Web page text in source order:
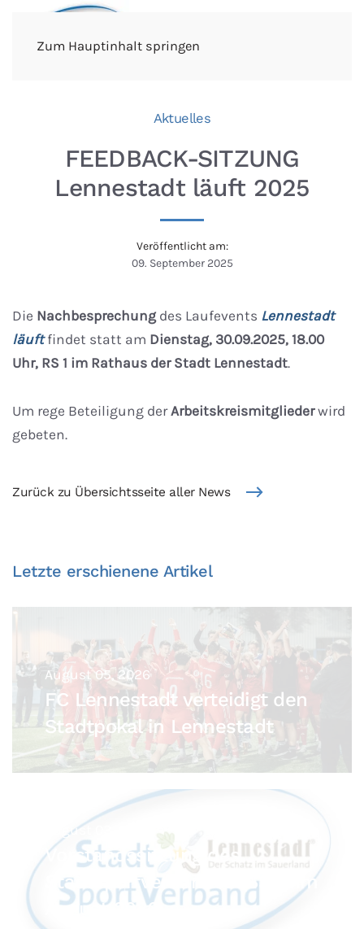
Zum Hauptinhalt springen
Aktuelles
FEEDBACK-SITZUNG
Lennestadt läuft 2025
Veröffentlicht am:
09. September 2025
Die Nachbesprechung des Laufevents Lennestadt
läuft findet statt am Dienstag, 30.09.2025, 18.00
Uhr, RS 1 im Rathaus der Stadt Lennestadt.
Um rege Beteiligung derArbeitskreismitgliederwird
gebeten.
Zurück zu Übersichtsseite aller News
Letzte erschienene Artikel
August 05, 2026
FC Lennestadt verteidigt den
Stadtpokal in Lennestadt
August 03, 2026
Vorstandssitzung des
Stadtsportverbandes (SSV) im
August 2026